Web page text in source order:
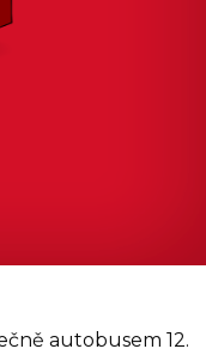
autobusem 12.